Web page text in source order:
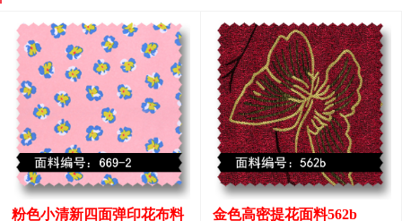
粉色小清新四面弹印花布料 金色高密提花面料562b